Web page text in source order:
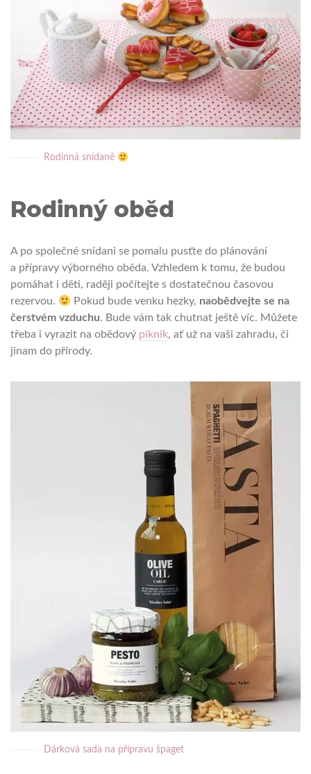
Rodinná snídaně
Rodinný oběd
A po společné snídani se pomalu pusťte do plánování
a přípravy výborného oběda. Vzhledem k tomu, že budou
pomáhat i děti, raději počítejte s dostatečnou časovou
rezervou.
Pokud bude venku hezky, naobědvejte se na
čerstvém vzduchu. Bude vám tak chutnat ještě víc. Můžete
třeba i vyrazit na obědový piknik, ať už na vaši zahradu, či
jinam do přírody.
Dárková sada na přípravu špaget